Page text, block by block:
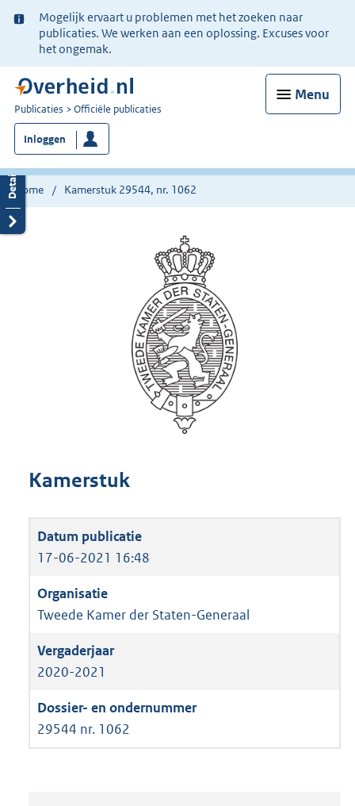
Ter
informatie:
Mogelijk ervaart u problemen met het zoeken naar
publicaties. We werken aan een oplossing. Excuses voor
het ongemak.
Menu
U
bent
nu
hier:
Publicaties Officiële publicaties
Inloggen
Home Kamerstuk 29544, nr. 1062
Kamerstuk
17-06-2021 16:48
Tweede Kamer der Staten-Generaal
2020-2021
29544 nr. 1062